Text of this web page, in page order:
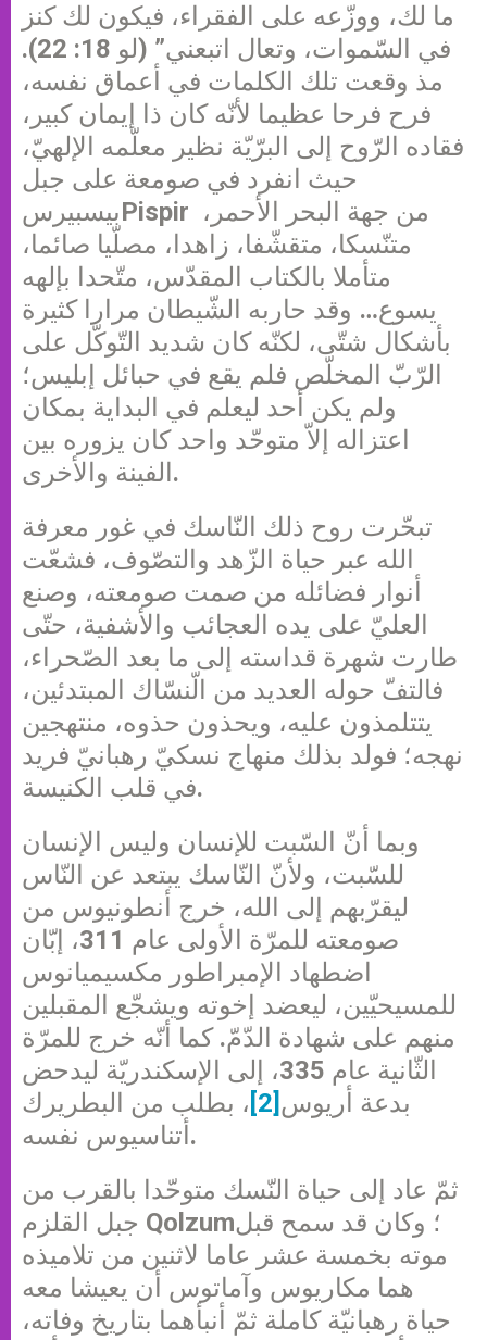
ما لك، ووزّعه على الفقراء، فيكون لك كنز
في السّموات، وتعال اتبعني” (لو 18: 22).
مذ وقعت تلك الكلمات في أعماق نفسه،
فرح فرحا عظيما لأنّه كان ذا إيمان كبير،
فقاده الرّوح إلى البرّيّة نظير معلّمه الإلهيّ،
حيث انفرد في صومعة على جبل
بيسبيرسPispir من جهة البحر الأحمر،
متنّسكا، متقشّفا، زاهدا، مصلّيا صائما،
متأملا بالكتاب المقدّس، متّحدا بإلهه
يسوع… وقد حاربه الشّيطان مرارا كثيرة
بأشكال شتّى، لكنّه كان شديد التّوكّل على
الرّبّ المخلّص فلم يقع في حبائل إبليس؛
ولم يكن أحد ليعلم في البداية بمكان
اعتزاله إلاّ متوحّد واحد كان يزوره بين
الفينة والأخرى.
تبحّرت روح ذلك النّاسك في غور معرفة
الله عبر حياة الزّهد والتصّوف، فشعّت
أنوار فضائله من صمت صومعته، وصنع
العليّ على يده العجائب والأشفية، حتّى
طارت شهرة قداسته إلى ما بعد الصّحراء،
فالتفّ حوله العديد من الّنسّاك المبتدئين،
يتتلمذون عليه، ويحذون حذوه، منتهجين
نهجه؛ فولد بذلك منهاج نسكيّ رهبانيّ فريد
في قلب الكنيسة.
وبما أنّ السّبت للإنسان وليس الإنسان
للسّبت، ولأنّ النّاسك يبتعد عن النّاس
ليقرّبهم إلى الله، خرج أنطونيوس من
صومعته للمرّة الأولى عام 311، إبّان
اضطهاد الإمبراطور مكسيميانوس
للمسيحيّين، ليعضد إخوته ويشجّع المقبلين
منهم على شهادة الدّمّ. كما أنّه خرج للمرّة
الثّانية عام 335، إلى الإسكندريّة ليدحض
بدعة أريوس [2]
، بطلب من البطريرك
أتناسيوس نفسه.
ثمّ عاد إلى حياة النّسك متوحّدا بالقرب من
جبل القلزم Qolzum؛ وكان قد سمح قبل
موته بخمسة عشر عاما لاثنين من تلاميذه
هما مكاريوس وآماتوس أن يعيشا معه
حياة رهبانيّة كاملة ثمّ أنبأهما بتاريخ وفاته،